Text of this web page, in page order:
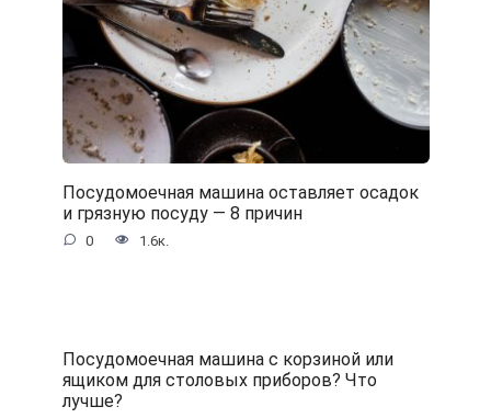
Посудомоечная машина оставляет осадок
и грязную посуду — 8 причин
0 1.6к.
Посудомоечная машина с корзиной или
ящиком для столовых приборов? Что
лучше?